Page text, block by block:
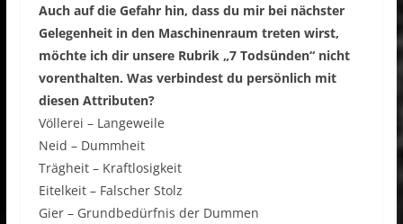
Auch auf die Gefahr hin, dass du mir bei nächster
Gelegenheit in den Maschinenraum treten wirst,
möchte ich dir unsere Rubrik „7 Todsünden“ nicht
vorenthalten. Was verbindest du persönlich mit
diesen Attributen?
Völlerei – Langeweile
Neid – Dummheit
Trägheit – Kraftlosigkeit
Eitelkeit – Falscher Stolz
Gier – Grundbedürfnis der Dummen